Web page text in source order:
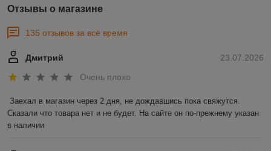
Отзывы о магазине
135 отзывов за всё время
23.07.2026
Дмитрий
Очень плохо
Заехал в магазин через 2 дня, не дождавшись пока свяжутся.
Сказали что товара нет и не будет. На сайте он по-прежнему указан
в наличии